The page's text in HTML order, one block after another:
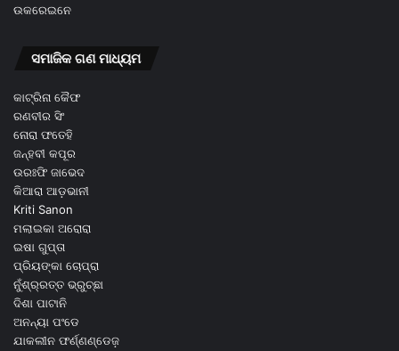
ଉକରେଇନେ
ସମାଜିକ ଗଣ ମାଧ୍ୟମ
କାଟ୍ରିନା କୈଫ
ରଣବୀର ସିଂ
ନୋରା ଫତେହି
ଜନ୍ହବୀ କପୂର
ଉରଃଫି ଜାଭେଦ
କିଆରା ଆଡ଼ଭାନୀ
Kriti Sanon
ମଲାଇକା ଅରୋରା
ଇଷା ଗୁପ୍ତା
ପ୍ରିୟଙ୍କା ଚୋପ୍ରା
ନୁଁଶ୍ର୍ରତ୍ତ ଭ୍ରୁଚ୍ଛା
ଦିଶା ପାଟାନି
ଅନନ୍ୟା ପଂଡେ
ଯାକଲୀନ ଫର୍ଣ୍ଣଣ୍ଡେଜ଼